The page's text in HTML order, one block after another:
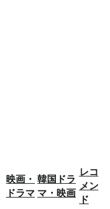
映画・
ドラマ
韓国ドラ
マ・映画
レコ
メン
ド